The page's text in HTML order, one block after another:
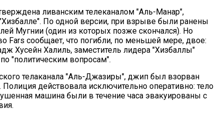
ливанским телеканалом "Аль-Манар",
По одной версии, при взрыве были ранены
Мугнии (один из которых позже скончался). Но
Fars сообщает, что погибли, по меньшей мере, двое:
Хусейн Халиль, заместитель лидера "Хизбаллы"
"политическим вопросам".
телаканала "Аль-Джазиры", джип был взорван
действовала исключительно оперативно: тело
машина были в течение часа эвакуированы с